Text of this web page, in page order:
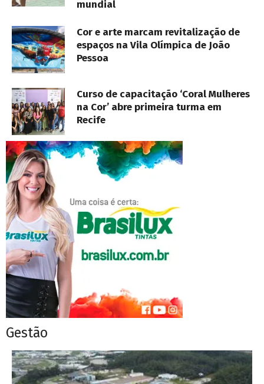
mundial
Cor e arte marcam revitalização de
espaços na Vila Olímpica de João
Pessoa
Curso de capacitação ‘Coral Mulheres
na Cor’ abre primeira turma em
Recife
Gestão